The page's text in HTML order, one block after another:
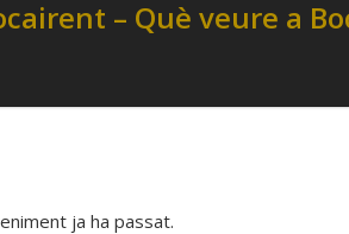
ja ha passat.